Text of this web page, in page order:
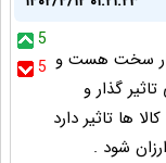
5
5 سخت هست و
گذار و
ها تاثیر دارد
شود .